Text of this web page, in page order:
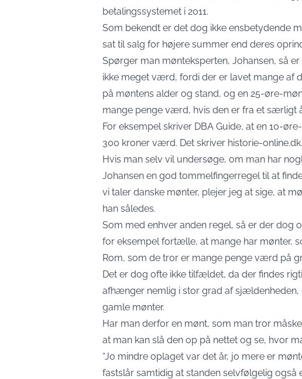
betalingssystemet i 2011.
Som bekendt er det dog ikke ensbetydende
sat til salg for højere summer end deres
Spørger man mønteksperten, Johansen, så
ikke meget værd, fordi der er lavet mange af
på møntens alder og stand, og en 25-øre-
mange penge værd, hvis den er fra et særligt
For eksempel skriver DBA Guide, at en 10-
300 kroner værd. Det skriver historie-online.dk.
Hvis man selv vil undersøge, om man har
Johansen en god tommelfingerregel til at
vi taler danske mønter, plejer jeg at sige, at
han således.
Som med enhver anden regel, så er der dog
for eksempel fortælle, at mange har mønter,
Rom, som de tror er mange penge værd på
Det er dog ofte ikke tilfældet, da der findes
afhænger nemlig i stor grad af
gamle mønter.
Har man derfor en mønt, som man tror
at man kan slå den op på nettet og se, hvor
“Jo mindre oplaget var det år, jo mere er
fastslår samtidig at standen selvfølgelig også